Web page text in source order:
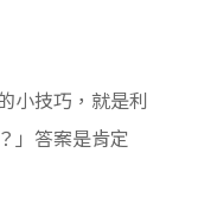
小技巧，就是利
」答案是肯定